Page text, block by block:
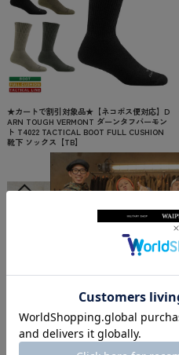
★カートで割引対象品★【ネコポス便対応】D
ARN TOUGH VERMONT ダーンタフバーモン
ト T4022 TACTICAL BOOT FULL CUSHION
靴下 ソックス【TB】
¥5,940(税込)